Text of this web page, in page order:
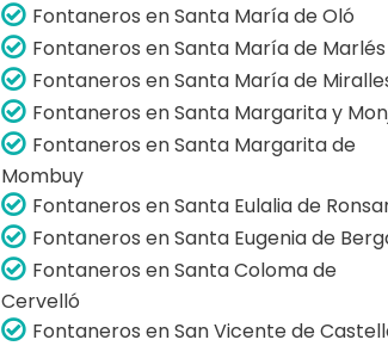
Fontaneros en Santa María de Oló
Fontaneros en Santa María de Marlés
Fontaneros en Santa María de
Fontaneros en Santa Margarita y
Fontaneros en Santa Margarita de
Mombuy
Fontaneros en Santa Eulalia de
Fontaneros en Santa Eugenia de
Fontaneros en Santa Coloma de
Cervelló
Fontaneros en San Vicente de